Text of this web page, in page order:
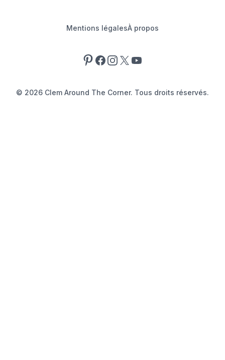
Mentions légalesÀ propos
Pinterest
Facebook
Instagram
X YouTube
© 2026 Clem Around The Corner. Tous droits réservés.